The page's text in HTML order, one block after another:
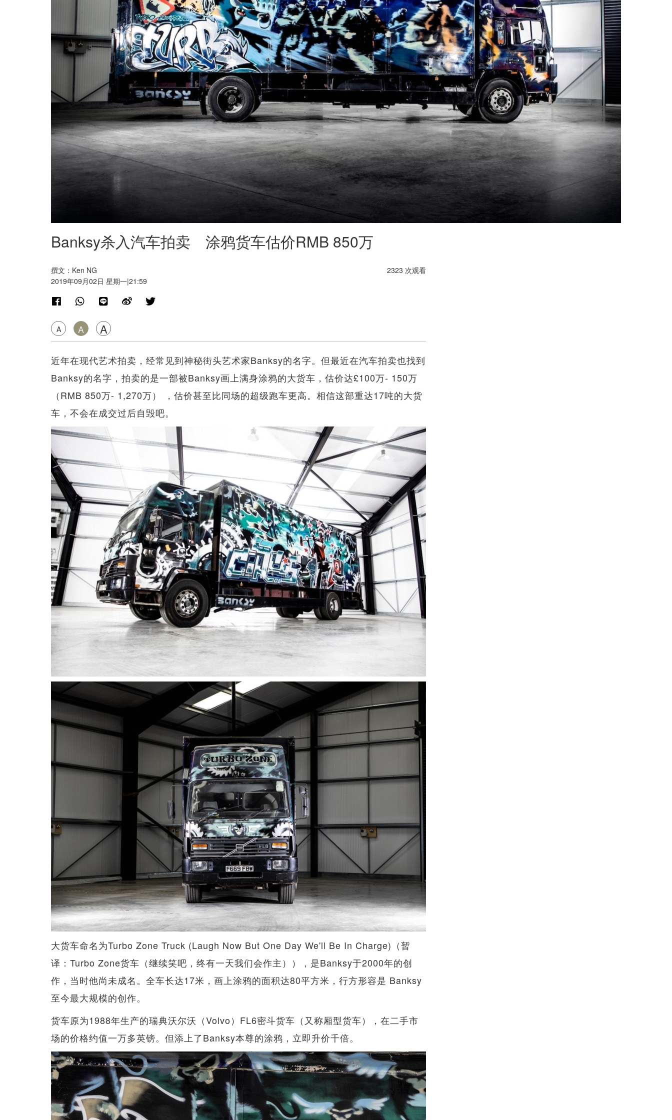
Banksy杀入汽车拍卖 涂鸦货车估价RMB 850万
撰文：Ken NG
2019年09月02日 星期一|21:59
A A A
2323 次观看
近年在现代艺术拍卖，经常见到神秘街头艺术家Banksy的名字。但最近在汽车拍卖也找到
Banksy的名字，拍卖的是一部被Banksy画上满身涂鸦的大货车，估价达£100万- 150万
（RMB 850万- 1,270万） ，估价甚至比同场的超级跑车更高。相信这部重达17吨的大货
车，不会在成交过后自毁吧。
大货车命名为Turbo Zone Truck (Laugh Now But One Day We'll Be In Charge)（暂
译：Turbo Zone货车（继续笑吧，终有一天我们会作主）），是Banksy于2000年的创
作，当时他尚未成名。全车长达17米，画上涂鸦的面积达80平方米，行方形容是 Banksy
至今最大规模的创作。
货车原为1988年生产的瑞典沃尔沃（Volvo）FL6密斗货车（又称厢型货车），在二手市
场的价格约值一万多英镑。但添上了Banksy本尊的涂鸦，立即升价千倍。